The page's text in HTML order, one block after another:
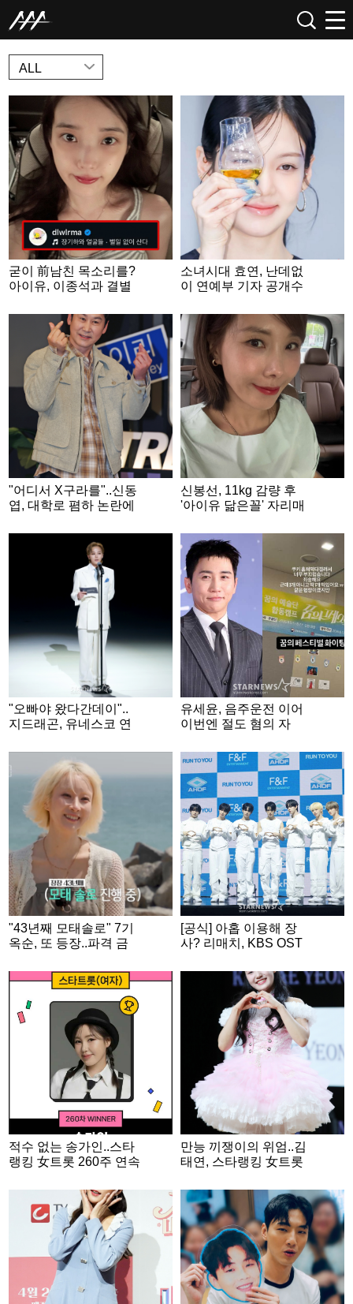
NEWS
ALL
굳이 前남친 목소리를?
아이유, 이종석과 결별
소녀시대 효연, 난데없
이 연예부 기자 공개수
타이슈]
"어디서 X구라를"..신동
엽, 대학로 폄하 논란에
신봉선, 11kg 감량 후
'아이유 닮은꼴' 자리매
"오빠야 왔다간데이"..
지드래곤, 유네스코 연
[스타이슈]
유세윤, 음주운전 이어
이번엔 절도 혐의 자
타이슈]
"43년째 모태솔로" 7기
옥순, 또 등장..파격 금
사계]
[공식] 아홉 이용해 장
사? 리매치, KBS OST
적수 없는 송가인..스타
랭킹 女트롯 260주 연속
만능 끼쟁이의 위엄..김
태연, 스타랭킹 女트롯